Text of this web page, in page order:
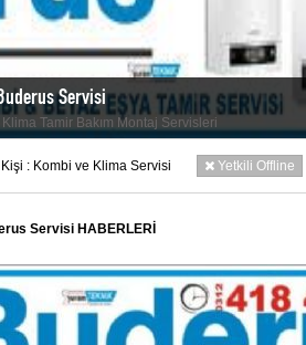
Servisi
Tamir Bakım Montaj Servisleri
: Kombi ve Klima Servisi Yetkili Offline
Servisi HABERLERİ